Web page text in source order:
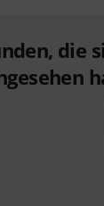
die